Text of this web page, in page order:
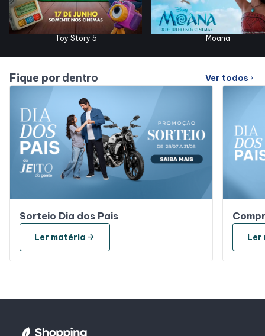
Toy Story 5 Moana
Fique por dentro Ver todos chevron_right
Sorteio Dia dos Pais
Ler matéria arrow_forward